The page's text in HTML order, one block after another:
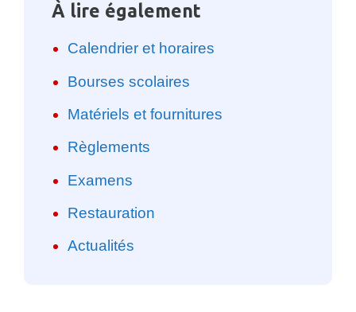
À lire également
Calendrier et horaires
Bourses scolaires
Matériels et fournitures
Règlements
Examens
Restauration
Actualités